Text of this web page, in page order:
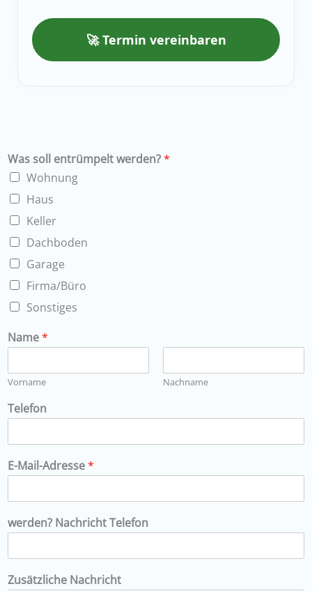
🚀 Termin vereinbaren
Was soll entrümpelt werden?*
Wohnung
Haus
Keller
Dachboden
Garage
Firma/Büro
Sonstiges
Name*
Vorname Nachname
Telefon
E-Mail-Adresse*
werden? Nachricht Telefon
Zusätzliche Nachricht